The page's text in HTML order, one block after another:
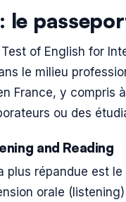
le
Test of English for
le milieu
France, y compris
ou des
and Reading
plus répandue est le
orale